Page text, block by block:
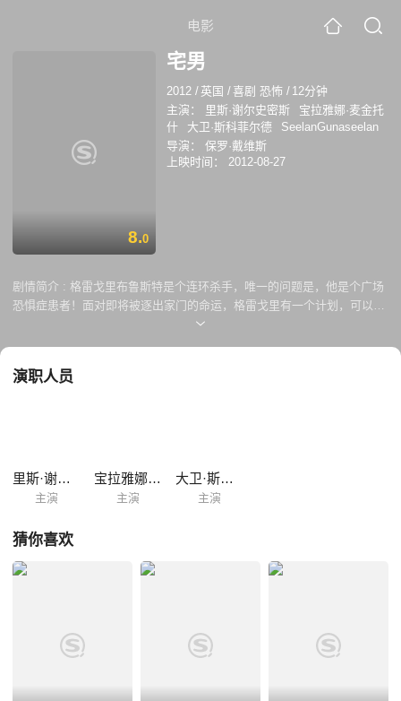
电影
8.0
宅男
2012 / 英国 /喜剧 恐怖 / 12分钟
主演：
里斯·谢尔史密斯
宝拉雅娜·麦金托
什
大卫·斯科菲尔德
SeelanGunaseelan
导演：
保罗·戴维斯
上映时间：
2012-08-27
剧情简介 : 格雷戈里布鲁斯特是个连环杀手，唯一的问题是，他是个广场
恐惧症患者！面对即将被逐出家门的命运，格雷戈里有一个计划，可以使
他免于遭受他害怕的一件事...外面的世界。然而，当他的新邻居突然来访
演职人员
里斯·谢尔史密斯
主演
宝拉雅娜·麦金托什
主演
大卫·斯科菲尔德
主演
猜你喜欢